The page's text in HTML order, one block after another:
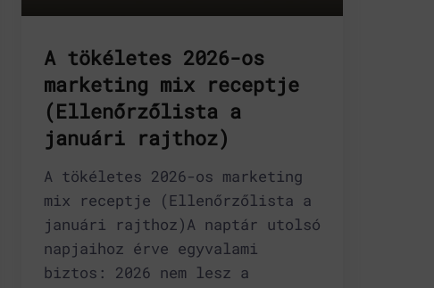
A tökéletes 2026-os
marketing mix receptje
(Ellenőrzőlista a
januári rajthoz)
A tökéletes 2026-os marketing
mix receptje (Ellenőrzőlista a
januári rajthoz)A naptár utolsó
napjaihoz érve egyvalami
biztos: 2026 nem lesz a